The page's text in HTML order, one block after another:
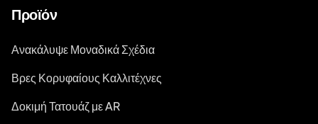
Προϊόν
Ανακάλυψε Μοναδικά Σχέδια
Βρες Κορυφαίους Καλλιτέχνες
Δοκιμή Τατουάζ με AR